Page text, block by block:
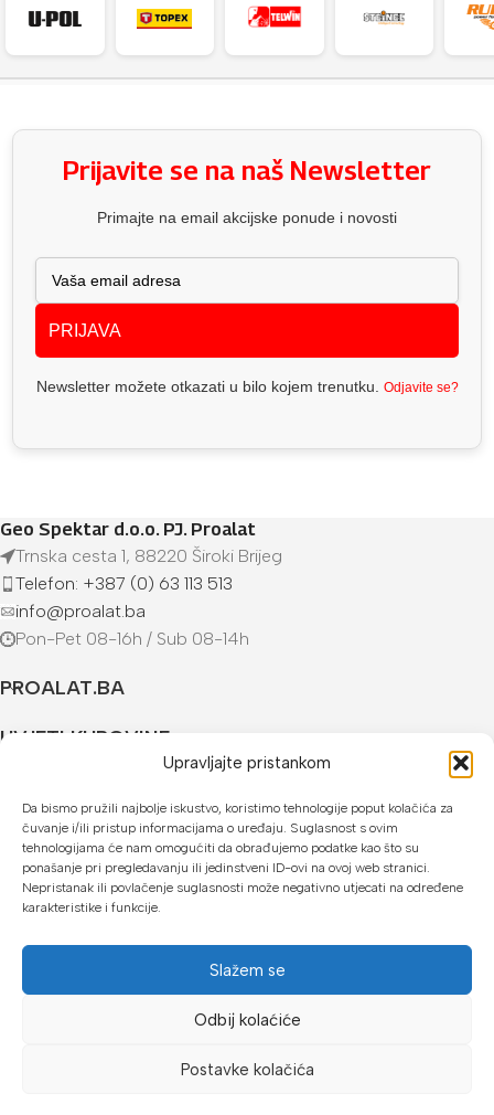
Upravljajte pristankom
Da bismo pružili najbolje iskustvo, koristimo tehnologije poput kolačića za
čuvanje i/ili pristup informacijama o uređaju. Suglasnost s ovim
tehnologijama će nam omogućiti da obrađujemo podatke kao što su
ponašanje pri pregledavanju ili jedinstveni ID-ovi na ovoj web stranici.
Nepristanak ili povlačenje suglasnosti može negativno utjecati na određene
karakteristike i funkcije.
Slažem se
Odbij kolaćiće
Postavke kolačića
Prijavite se na naš Newsletter
Primajte na email akcijske ponude i novosti
PRIJAVA
Newsletter možete otkazati u bilo kojem trenutku. Odjavite se?
Geo Spektar d.o.o. PJ. Proalat
Trnska cesta 1, 88220 Široki Brijeg
Telefon: +387 (0) 63 113 513
info@proalat.ba
Pon-Pet 08-16h / Sub 08-14h
PROALAT.BA
UVJETI KUPOVINE
U našoj web trgovini možete platiti:
Kreditnim karticama jednokratno ili do 24 rate
Gotovinom prilikom preuzimanja
Mikrofin do 18 rata
Copyright © 2026 Proalat.ba